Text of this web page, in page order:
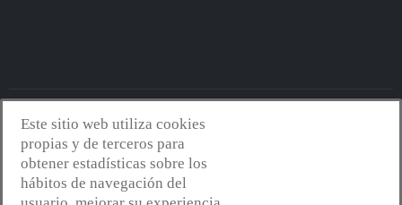
Avantserveis.com -Aviso legal - GDPR
Política de cookies-Política de calidad y medio ambiente
web:Mejorconweb
Este sitio web utiliza cookies
propias y de terceros para
obtener estadísticas sobre los
hábitos de navegación del